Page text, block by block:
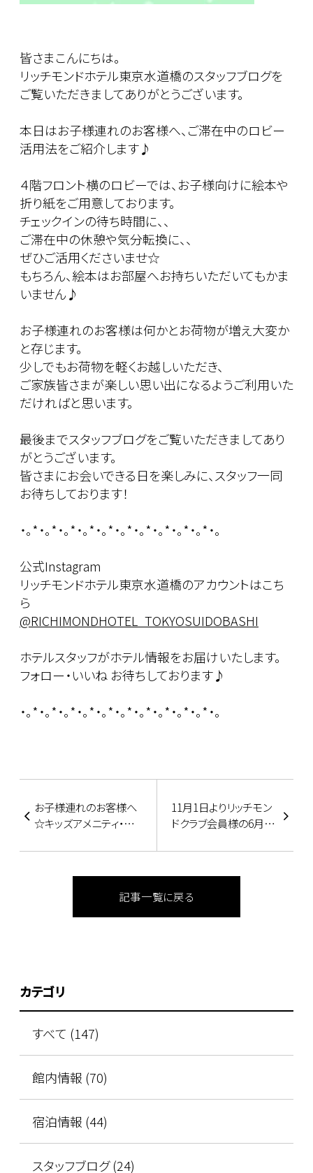
皆さまこんにちは。
リッチモンドホテル東京水道橋のスタッフブログを
ご覧いただきましてありがとうございます。
本日はお子様連れのお客様へ、ご滞在中のロビー
活用法をご紹介します♪
４階フロント横のロビーでは、お子様向けに絵本や
折り紙をご用意しております。
チェックインの待ち時間に、、
ご滞在中の休憩や気分転換に、、
ぜひご活用くださいませ☆
もちろん、絵本はお部屋へお持ちいただいてもかま
いません♪
お子様連れのお客様は何かとお荷物が増え大変か
と存じます。
少しでもお荷物を軽くお越しいただき、
ご家族皆さまが楽しい思い出になるようご利用いた
だければと思います。
最後までスタッフブログをご覧いただきましてあり
がとうございます。
皆さまにお会いできる日を楽しみに、スタッフ一同
お待ちしております！
・。*・。*・。*・。*・。*・。*・。*・。*・。*・。*・。
公式Instagram
リッチモンドホテル東京水道橋のアカウントはこち
ら
@RICHIMONDHOTEL_TOKYOSUIDOBASHI
ホテルスタッフがホテル情報をお届けいたします。
フォロー・いいね お待ちしております♪
・。*・。*・。*・。*・。*・。*・。*・。*・。*・。*・。
お子様連れのお客様へ
☆キッズアメニティ・貸
11月1日よりリッチモン
ドクラブ会員様の6月度
記事一覧に戻る
カテゴリ
すべて (147)
館内情報 (70)
宿泊情報 (44)
スタッフブログ (24)